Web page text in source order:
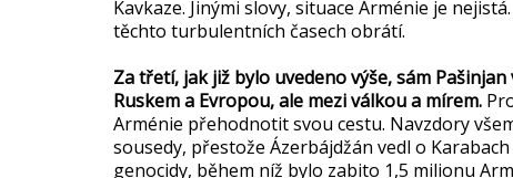
Kavkaze. Jinými slovy, situace Arménie je
těchto turbulentních časech obrátí.
Za třetí, jak již bylo uvedeno výše, sám
Ruskem a Evropou, ale mezi válkou a mírem.
Arménie přehodnotit svou cestu. Navzdory
sousedy, přestože Ázerbájdžán vedl o
genocidy, během níž bylo zabito 1,5 milionu